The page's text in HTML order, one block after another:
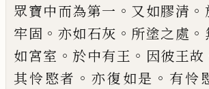
眾寶中而為第一 。 又如膠清 。
牢固 。 亦如石灰 。 所塗之處 。
如宮室 。 於中有王 。 因彼王故
其怜愍者 。 亦復如是 。 有怜